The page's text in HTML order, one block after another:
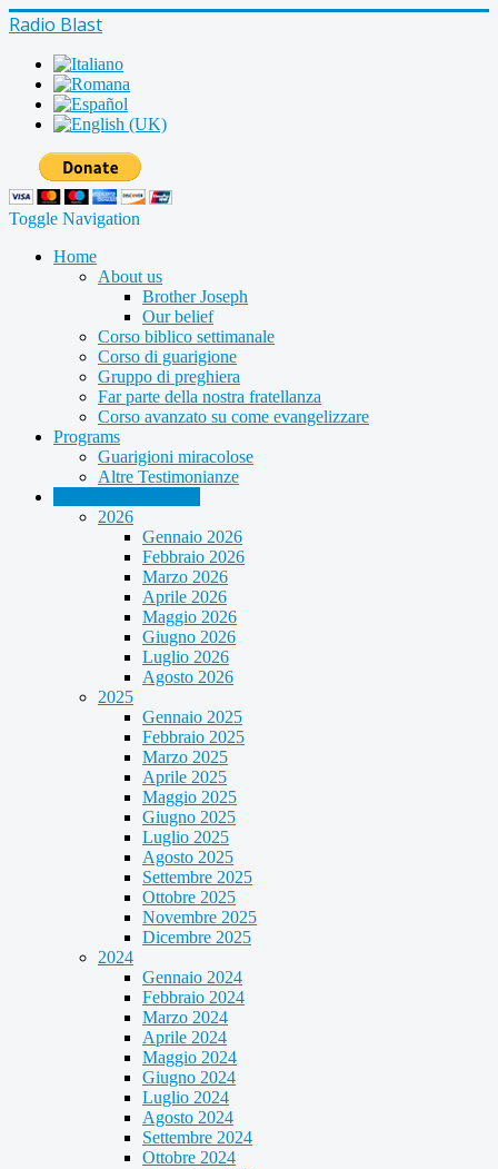
Radio Blast
Toggle Navigation
Home
About us
Brother Joseph
Our belief
Corso biblico settimanale
Corso di guarigione
Gruppo di preghiera
Far parte della nostra fratellanza
Corso avanzato su come evangelizzare
Programs
Guarigioni miracolose
Altre Testimonianze
2026
Gennaio 2026
Febbraio 2026
Marzo 2026
Aprile 2026
Maggio 2026
Giugno 2026
Luglio 2026
Agosto 2026
2025
Gennaio 2025
Febbraio 2025
Marzo 2025
Aprile 2025
Maggio 2025
Giugno 2025
Luglio 2025
Agosto 2025
Settembre 2025
Ottobre 2025
Novembre 2025
Dicembre 2025
2024
Gennaio 2024
Febbraio 2024
Marzo 2024
Aprile 2024
Maggio 2024
Giugno 2024
Luglio 2024
Agosto 2024
Settembre 2024
Ottobre 2024